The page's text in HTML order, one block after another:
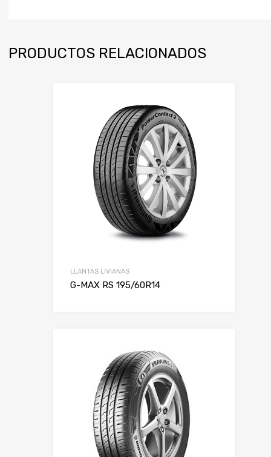
PRODUCTOS RELACIONADOS
LLANTAS LIVIANAS
G-MAX RS 195/60R14